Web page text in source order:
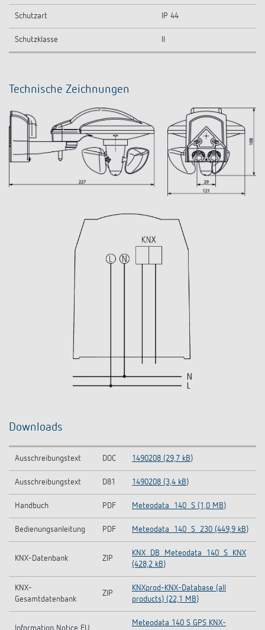
Schutzart IP 44
Schutzklasse
Technische Zeichnungen
Downloads
Ausschreibungstext DOC 1490208 (29,7 kB)
Ausschreibungstext D81 1490208 (3,4 kB)
Handbuch PDF Meteodata_140_S (1,0 MB)
Bedienungsanleitung PDF Meteodata_140_S_230 (449,9 kB)
KNX-Datenbank ZIP
KNX_DB_Meteodata_140_S_KNX
(428,2 kB)
KNX-
Gesamtdatenbank
ZIP
KNXprod-KNX-Database (all
products) (22,1 MB)
Meteodata 140 S GPS KNX-